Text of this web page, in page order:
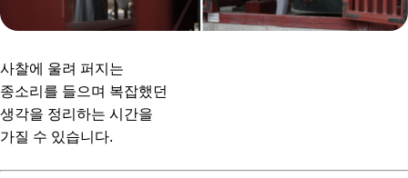
사찰에 울려 퍼지는
종소리를 들으며 복잡했던
생각을 정리하는 시간을
가질 수 있습니다.